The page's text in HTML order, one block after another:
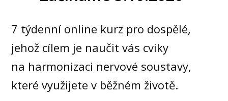
7 týdenní online kurz pro dospělé,
jehož cílem je naučit vás cviky
na harmonizaci nervové soustavy,
které využijete v běžném životě.